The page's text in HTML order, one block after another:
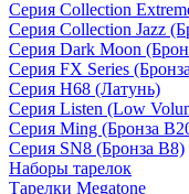
Серия Collection
Серия Collection Jazz
Серия Dark Moon
Серия FX Series
Серия H68 (Латунь)
Серия Listen (Low
Серия Ming (Бронза
Серия SN8 (Бронза B8)
Наборы тарелок
Тарелки Megatone